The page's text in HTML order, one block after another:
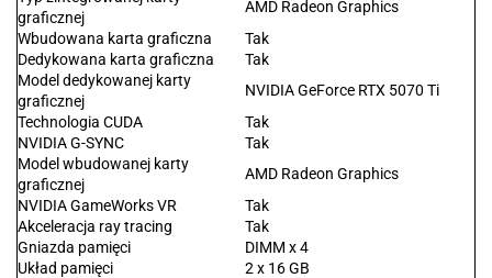
graficznej
AMD Radeon Graphics
Wbudowana karta graficzna
Tak
Dedykowana karta graficzna
Tak
Model dedykowanej karty
graficznej
NVIDIA GeForce RTX 5070 Ti
Technologia CUDA
Tak
NVIDIA G-SYNC
Tak
Model wbudowanej karty
graficznej
AMD Radeon Graphics
NVIDIA GameWorks VR
Tak
Akceleracja ray tracing
Tak
Gniazda pamięci
DIMM x 4
Układ pamięci
2 x 16 GB